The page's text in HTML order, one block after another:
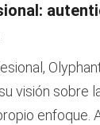
su visión sobre
enfoque.